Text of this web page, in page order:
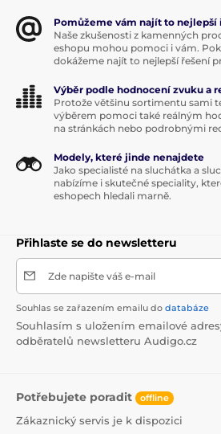
Pomůžeme vám najít to nejlepší
Naše zkušenosti z kamenných
eshopu mohou pomoci i vám.
dokážeme najít to nejlepší řešení
Výběr podle hodnocení zvuku a
Protože většinu sortimentu sami
výběrem pomoci také reálným
na stránkách nebo podrobnými
Modely, které jinde nenajdete
Jako specialisté na sluchátka a
nabízíme i skutečné speciality,
eshopech hledali marně.
Přihlaste se do newsletteru
Zde napište váš e-mail
Souhlas se zařazením emailu do databáze
Souhlasím s uložením emailové
odběratelů newsletteru Audigo.cz
Potřebujete poradit offline
Zákaznický servis je k dispozici